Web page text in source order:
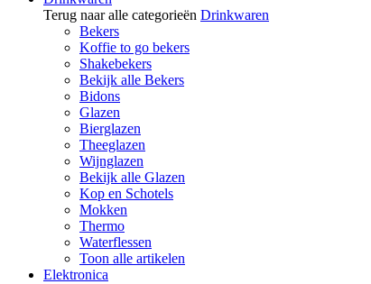
Terug naar alle categorieën Drinkwaren
Bekers
Koffie to go bekers
Shakebekers
Bekijk alle Bekers
Bidons
Glazen
Bierglazen
Theeglazen
Wijnglazen
Bekijk alle Glazen
Kop en Schotels
Mokken
Thermo
Waterflessen
Toon alle artikelen
Elektronica